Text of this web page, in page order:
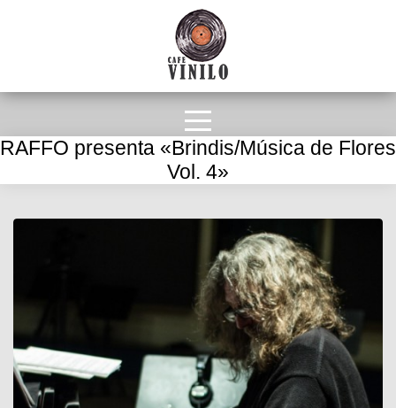
RAFFO presenta «Brindis/Música de Flores
Vol. 4»